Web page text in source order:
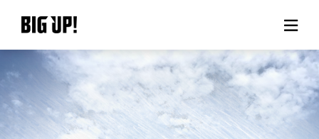
BIG UP!について
ニュース